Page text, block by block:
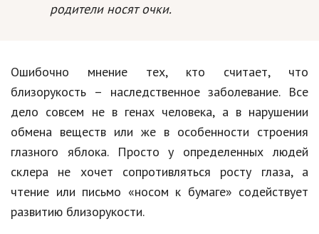
родители носят очки.
Ошибочно мнение тех, кто считает, что
близорукость – наследственное заболевание. Все
дело совсем не в генах человека, а в нарушении
обмена веществ или же в особенности строения
глазного яблока. Просто у определенных людей
склера не хочет сопротивляться росту глаза, а
чтение или письмо «носом к бумаге» содействует
развитию близорукости.